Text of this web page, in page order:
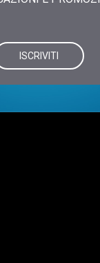
ISCRIVITI